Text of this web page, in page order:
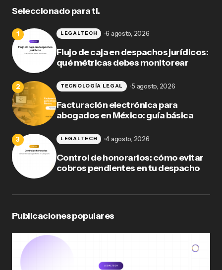
Seleccionado para ti.
Flujo de caja en despachos jurídicos:
qué métricas debes monitorear
LEGALTECH 6 agosto, 2026
Facturación electrónica para
abogados en México: guía básica
TECNOLOGÍA LEGAL 5 agosto, 2026
Control de honorarios: cómo evitar
cobros pendientes en tu despacho
LEGALTECH 4 agosto, 2026
Publicaciones populares